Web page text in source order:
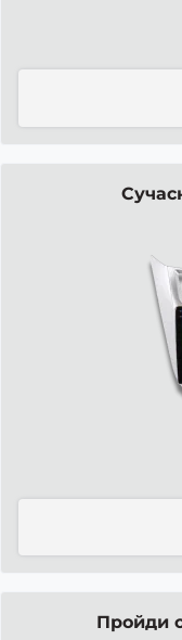
Пройди